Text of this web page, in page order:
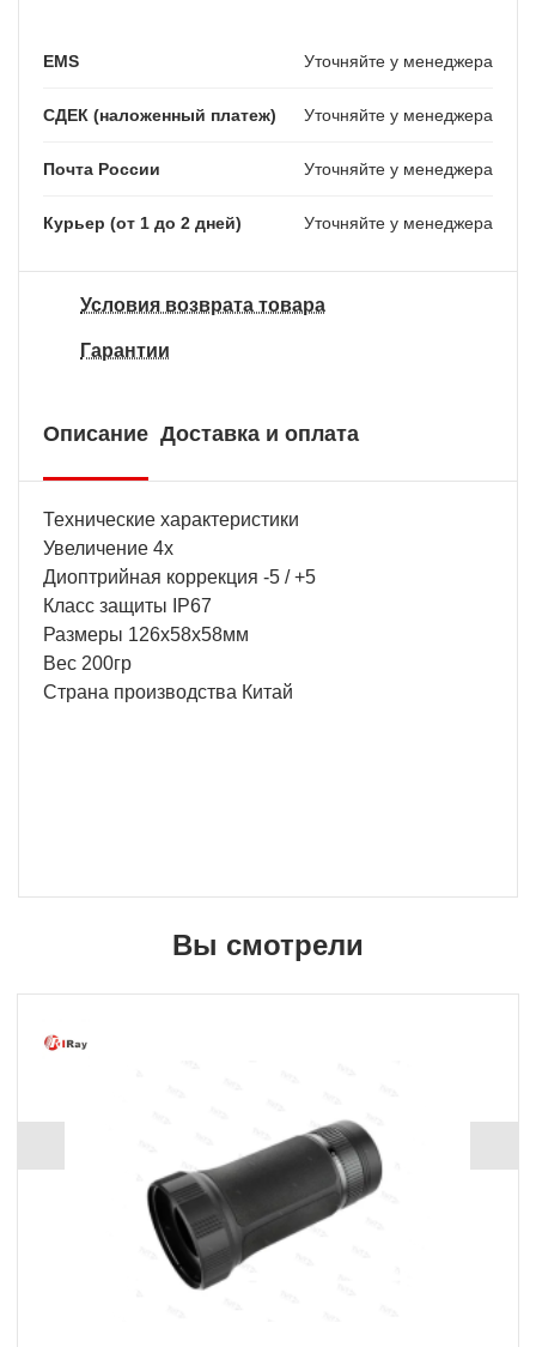
EMS Уточняйте у менеджера
СДЕК (наложенный платеж) Уточняйте у менеджера
Почта России Уточняйте у менеджера
Курьер (от 1 до 2 дней) Уточняйте у менеджера
Условия возврата товара
Гарантии
Описание Доставка и оплата
Технические характеристики
Увеличение 4x
Диоптрийная коррекция -5 / +5
Класс защиты IP67
Размеры 126x58x58мм
Вес 200гр
Страна производства Китай
Вы смотрели